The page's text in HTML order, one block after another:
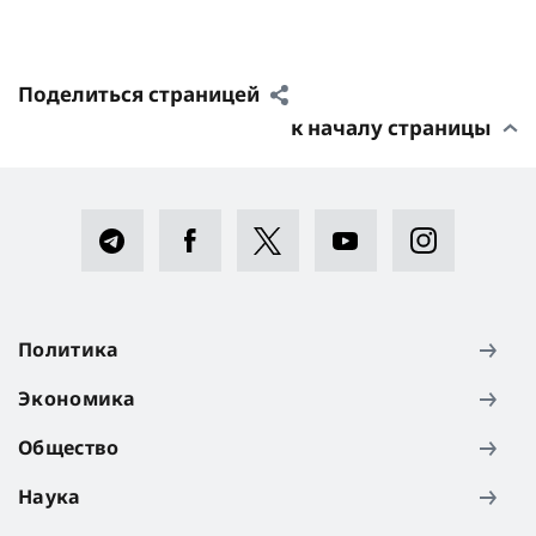
Поделиться страницей
к началу страницы
Политика
Экономика
Общество
Наука